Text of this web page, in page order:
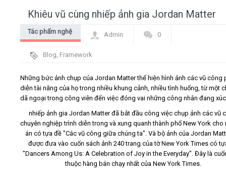
Home
Giới thiệu
Video
Kiến thức
Liên hệ - Đăng ký
Khiêu vũ cùng nhiếp ảnh gia Jordan Matter
Tác phẩm nghệ
Admin 0
Blog, Framework
Những bức ảnh chụp của Jordan Matter thể hiện hình ảnh các vũ công
diễn tài năng của họ trong nhiều khung cảnh, nhiều tình huống, từ một
dã ngoại trong công viên đến việc đóng vai những công nhân đang
nhiếp ảnh gia Jordan Matter đã bắt đầu công việc chụp ảnh các vũ
chuyên nghiệp trình diễn trong và xung quanh thành phố New York cho
án có tựa đề "Các vũ công giữa chúng ta". Và bộ ảnh của Jordan
được đưa vào cuốn sách ảnh 240 trang của tờ New York Times có
"Dancers Among Us: A Celebration of Joy in the Everyday". Đây là
thuộc hàng bán chạy nhất của New York Times.